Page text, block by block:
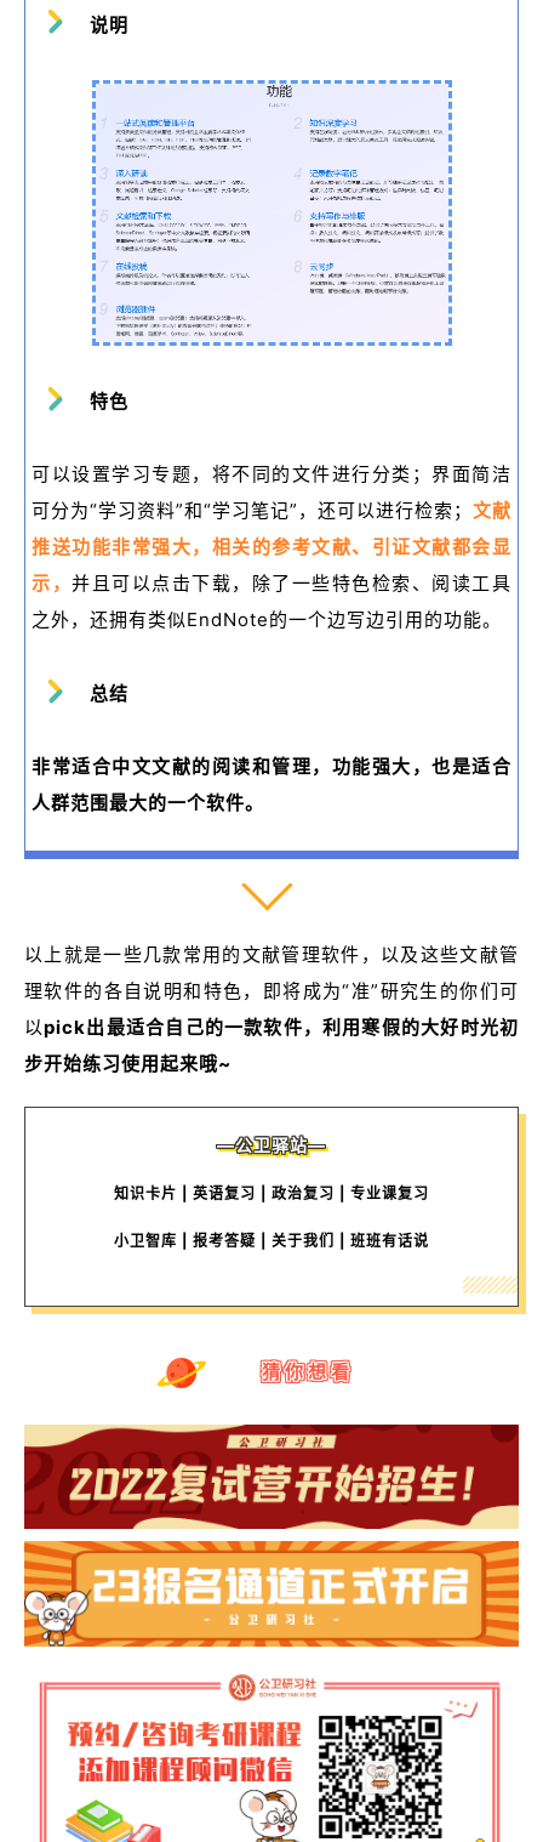
说明
特色
可以设置学习专题，将不同的文件进行分类；界面简洁
可分为“学习资料”和“学习笔记”，还可以进行检索； 文献
推送功能非常强大，相关的参考文献、引证文献都会显
示，并且可以点击下载，除了一些特色检索、阅读工具
之外，还拥有类似EndNote的一个边写边引用的功能。
总结
非常适合中文文献的阅读和管理，功能强大，也是适合
人群范围最大的一个软件。
以上就是一些几款常用的文献管理软件，以及这些文献管
理软件的各自说明和特色，即将成为“准”研究生的你们可
以pick出最适合自己的一款软件，利用寒假的大好时光初
步开始练习使用起来哦~
—公卫驿站—
知识卡片 | 英语复习 | 政治复习 | 专业课复习
小卫智库 | 报考答疑 | 关于我们 | 班班有话说
猜你想看